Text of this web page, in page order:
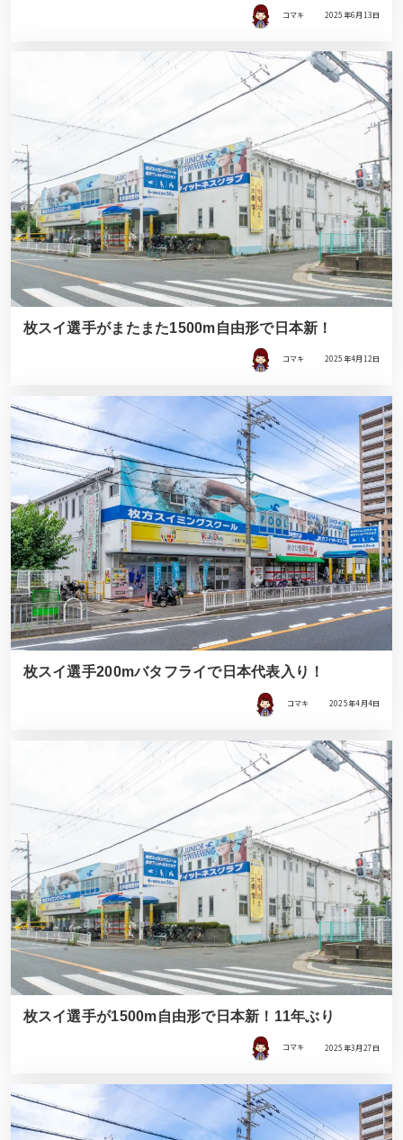
コマキ 2025年6月13日
枚スイ選手がまたまた1500m自由形で日本新！
コマキ 2025年4月12日
枚スイ選手200mバタフライで日本代表入り！
コマキ 2025年4月4日
枚スイ選手が1500m自由形で日本新！11年ぶり
コマキ 2025年3月27日